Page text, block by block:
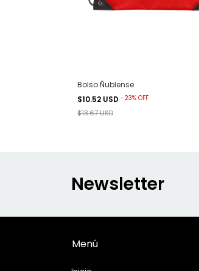
Bolso Ñublense
$10.52 USD -23% OFF
$13.67 USD
Newsletter
Menú